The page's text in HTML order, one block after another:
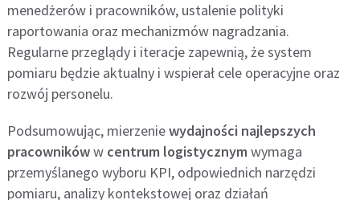
menedżerów i pracowników, ustalenie polityki
raportowania oraz mechanizmów nagradzania.
Regularne przeglądy i iteracje zapewnią, że system
pomiaru będzie aktualny i wspierał cele operacyjne oraz
rozwój personelu.
Podsumowując, mierzeniewydajności najlepszych
pracownikóww centrum logistycznym wymaga
przemyślanego wyboru KPI, odpowiednich narzędzi
pomiaru, analizy kontekstowej oraz działań